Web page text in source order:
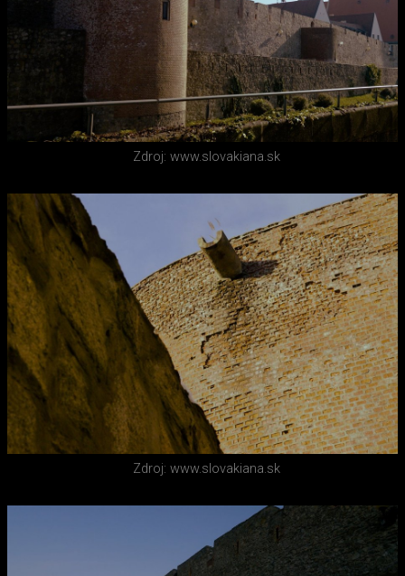
Zdroj: www.slovakiana.sk
Zdroj: www.slovakiana.sk